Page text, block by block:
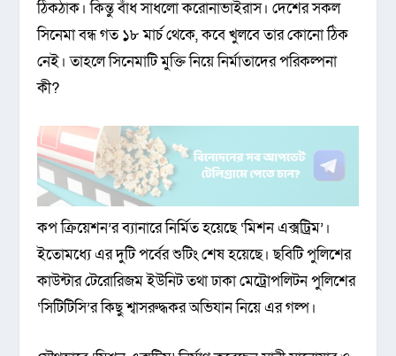
ঠিকঠাক। কিন্তু বাঁধ সাধলো করোনাভাইরাস। দেশের সকল
সিনেমা বন্ধ গত ১৮ মার্চ থেকে, কবে খুলবে তার কোনো ঠিক
নেই। তাহলে সিনেমাটি মুক্তি নিয়ে নির্মাতাদের পরিকল্পনা
কী?
কপ ক্রিয়েশন’র ব্যানারে নির্মিত হয়েছে ‘মিশন এক্সট্রিম’।
ইতোমধ্যে এর দুটি পর্বের শুটিং শেষ হয়েছে। ছবিটি পুলিশের
কাউন্টার টেরোরিজম ইউনিট তথা ঢাকা মেট্রোপলিটন পুলিশের
‘সিটিটিসি’র কিছু শ্বাসরুদ্ধকর অভিযান নিয়ে এর গল্প।